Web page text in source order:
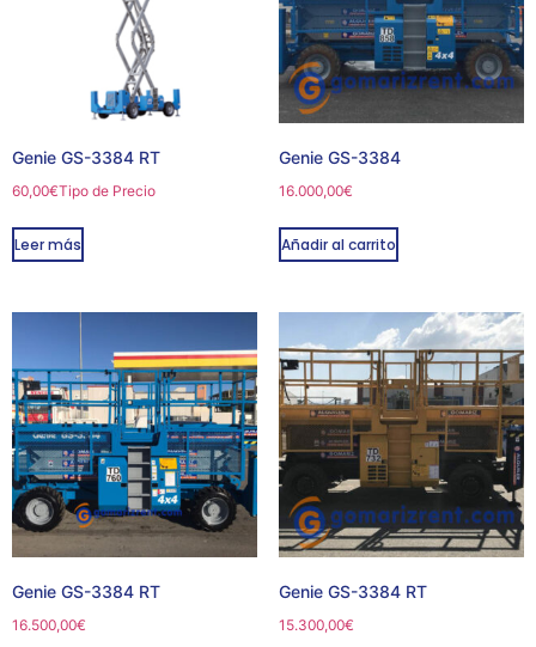
Genie GS-3384 RT
60,00€Tipo de Precio
Leer más
Genie GS-3384
16.000,00€
Añadir al carrito
Genie GS-3384 RT
16.500,00€
Genie GS-3384 RT
15.300,00€